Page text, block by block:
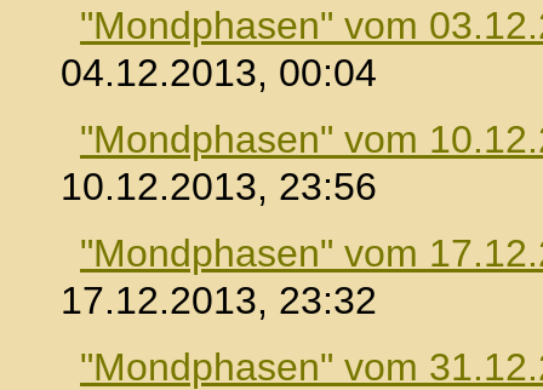
"Mondphasen" vom
04.12.2013, 00:04
"Mondphasen" vom
10.12.2013, 23:56
"Mondphasen" vom
17.12.2013, 23:32
"Mondphasen" vom